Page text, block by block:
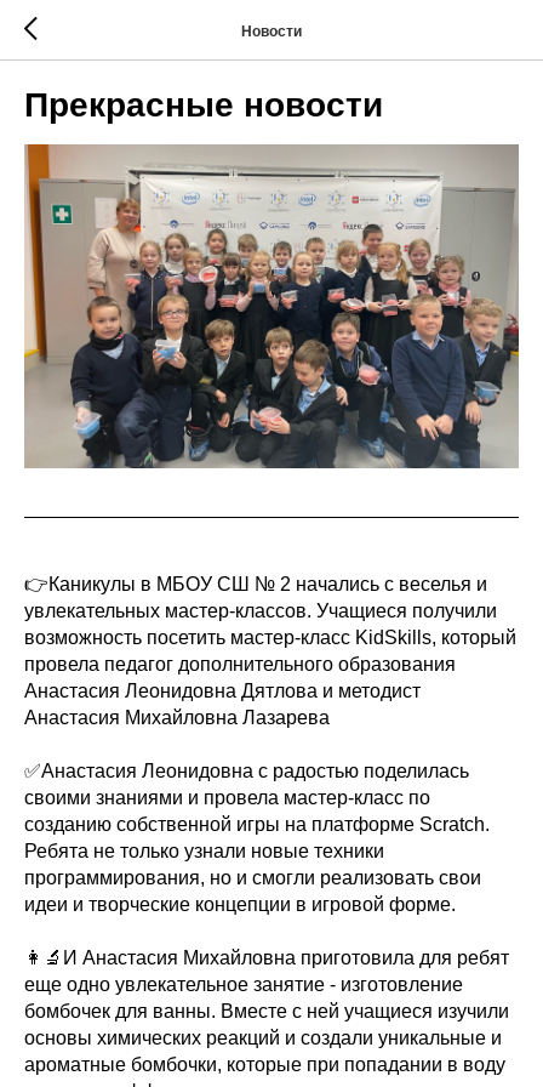
Новости
Прекрасные новости
👉Каникулы в МБОУ СШ № 2 начались с веселья и
увлекательных мастер-классов. Учащиеся получили
возможность посетить мастер-класс KidSkills, который
провела педагог дополнительного образования
Анастасия Леонидовна Дятлова и методист
Анастасия Михайловна Лазарева
✅Анастасия Леонидовна с радостью поделилась
своими знаниями и провела мастер-класс по
созданию собственной игры на платформе Scratch.
Ребята не только узнали новые техники
программирования, но и смогли реализовать свои
идеи и творческие концепции в игровой форме.
👩‍🔬И Анастасия Михайловна приготовила для ребят
еще одно увлекательное занятие - изготовление
бомбочек для ванны. Вместе с ней учащиеся изучили
основы химических реакций и создали уникальные и
ароматные бомбочки, которые при попадании в воду